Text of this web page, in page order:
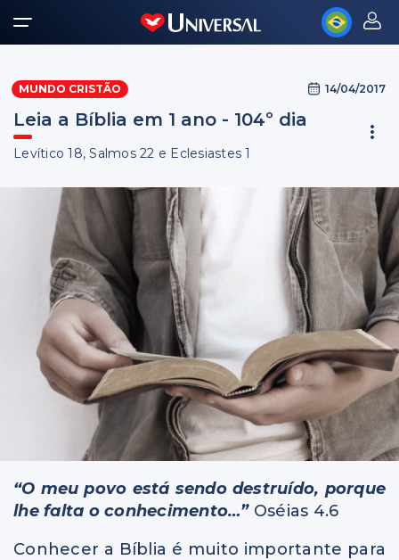
MUNDO CRISTÃO 14/04/2017
Leia a Bíblia em 1 ano - 104º dia
Levítico 18, Salmos 22 e Eclesiastes 1
“O meu povo está sendo destruído, porque
lhe falta o conhecimento…”Oséias 4.6
Conhecer a Bíblia é muito importante para